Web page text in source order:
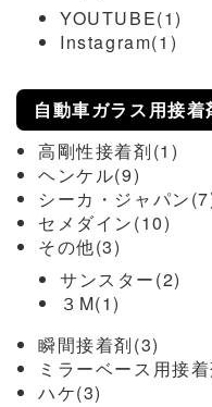
YOUTUBE(1)
Instagram(1)
自動車ガラス用接
高剛性接着剤(1)
ヘンケル(9)
シーカ・ジャパン
セメダイン(10)
その他(3)
サンスター(2)
３M(1)
瞬間接着剤(3)
ミラーベース用接
ハケ(3)